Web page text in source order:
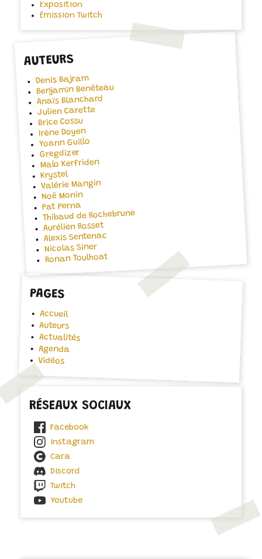
Exposition
Émission Twitch
AUTEURS
Denis Bajram
Benjamin Benéteau
Anaïs Blanchard
Julien Carette
Brice Cossu
Irène Doyen
Yoann Guillo
Gregdizer
Malo Kerfriden
Krystel
Valérie Mangin
Noë Monin
Pat Perna
Thibaud de Rochebrune
Aurélien Rosset
Alexis Sentenac
Nicolas Siner
Ronan Toulhoat
PAGES
Accueil
Auteurs
Actualités
Agenda
Vidéos
RÉSEAUX SOCIAUX
Facebook
Instagram
Cara
Discord
Twitch
Youtube